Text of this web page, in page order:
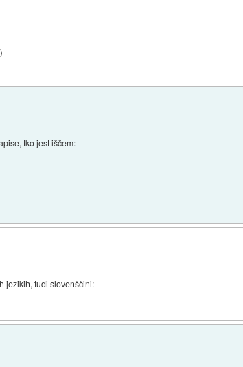
)
tko jest iščem:
jezikih, tudi slovenščini: